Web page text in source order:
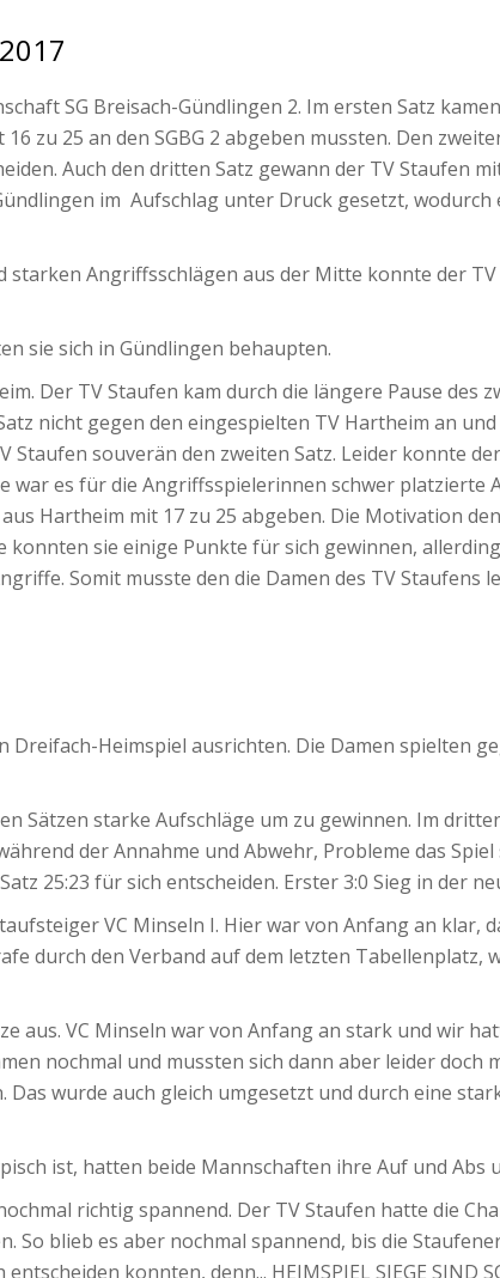
SG Breisach-Gündlingen 2. Im ersten Satz
zu 25 an den SGBG 2 abgeben mussten. Den
Auch den dritten Satz gewann der TV Staufen
im Aufschlag unter Druck gesetzt,
Angriffsschlägen aus der Mitte konnte der TV
sie sich in Gündlingen behaupten.
Der TV Staufen kam durch die längere Pause des
nicht gegen den eingespielten TV Hartheim an
souverän den zweiten Satz. Leider konnte
es für die Angriffsspielerinnen schwer platzierte
Hartheim mit 17 zu 25 abgeben. Die Motivation
sie einige Punkte für sich gewinnen,
Somit musste den die Damen des TV Staufens
Dreifach-Heimspiel ausrichten. Die Damen spielten
Sätzen starke Aufschläge um zu gewinnen. Im
der Annahme und Abwehr, Probleme das
25:23 für sich entscheiden. Erster 3:0 Sieg in der
VC Minseln I. Hier war von Anfang an klar,
durch den Verband auf dem letzten Tabellenplatz,
aus. VC Minseln war von Anfang an stark und wir
nochmal und mussten sich dann aber leider doch
wurde auch gleich umgesetzt und durch eine
ist, hatten beide Mannschaften ihre Auf und Abs
richtig spannend. Der TV Staufen hatte die
So blieb es aber nochmal spannend, bis die
konnten, denn... HEIMSPIEL SIEGE SIND